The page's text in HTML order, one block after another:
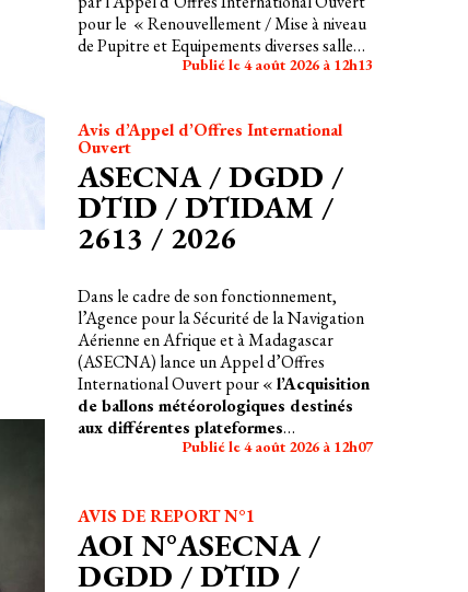
pour le « Renouvellement / Mise à niveau
de Pupitre et Equipements diverses salles
de contrôle des vigies des aérodromes
Publié le 4 août 2026 à 12h13
Avis d’Appel d’Offres International
Ouvert
ASECNA / DGDD /
DTID / DTIDAM /
2613 / 2026
Dans le cadre de son fonctionnement,
l’Agence pour la Sécurité de la Navigation
Aérienne en Afrique et à Madagascar
(ASECNA) lance un Appel d’Offres
International Ouvert pour «l’Acquisition
de ballons météorologiques destinés
aux différentes plateformes
aéroportuaires de l’ASECNA».
Publié le 4 août 2026 à 12h07
AVIS DE REPORT N°1
AOI N°ASECNA /
DGDD / DTID /